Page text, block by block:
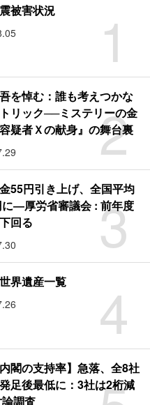
1
被害状況
2
を悼む：誰も考えつかな
リック──ミステリーの金
疑者Ｘの献身』の舞台裏
3
55円引き上げ、全国平均
に―厚労省審議会 : 前年度
回る
4
界遺産一覧
内閣の支持率】急落、全8社
足後最低に：3社は2桁減
調査